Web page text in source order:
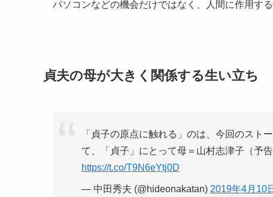
パソコンなどの機会だけではなく、人間に作用す
貞夫の母が大きく関係する生い立ち
「貞子の原点に触れる」のは、今回のスト
て、「貞子」にとって母＝山村志津子（予
https://t.co/T9N6eYtj0D
— 中田秀夫 (@hideonakatan) 2019年4月10